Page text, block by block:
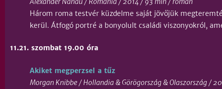
Három roma testvér küzdelme saját jövőjük
kerül. Átfogó portré a bonyolult családi viszonyokról,
11.21. szombat 19.00 óra
Akiket megperzsel a tűz
Morgan Knibbe / Hollandia & Görögország & Olaszország /